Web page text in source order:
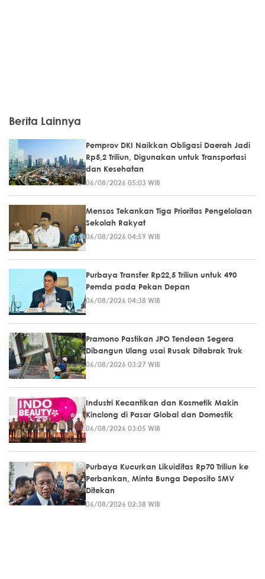
Berita Lainnya
Pemprov DKI Naikkan Obligasi Daerah Jadi
Rp5,2 Triliun, Digunakan untuk Transportasi
dan Kesehatan
06/08/2026 05:03 WIB
Mensos Tekankan Tiga Prioritas Pengelolaan
Sekolah Rakyat
06/08/2026 04:59 WIB
Purbaya Transfer Rp22,5 Triliun untuk 490
Pemda pada Pekan Depan
06/08/2026 04:38 WIB
Pramono Pastikan JPO Tendean Segera
Dibangun Ulang usai Rusak Ditabrak Truk
06/08/2026 03:27 WIB
Industri Kecantikan dan Kosmetik Makin
Kinclong di Pasar Global dan Domestik
06/08/2026 03:05 WIB
Purbaya Kucurkan Likuiditas Rp70 Triliun ke
Perbankan, Minta Bunga Deposito SMV
Ditekan
06/08/2026 02:38 WIB